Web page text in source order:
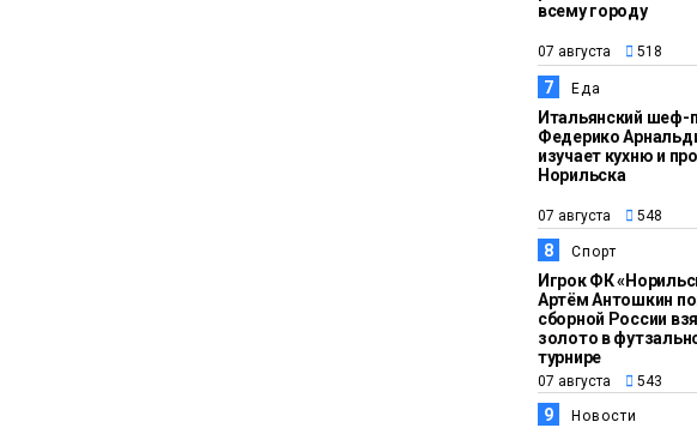
всему городу
07 августа 518
7 Еда
Итальянский шеф-
Федерико
изучает кухню и
Норильска
07 августа 548
8 Спорт
Игрок ФК
Артём Антошкин
сборной России
золото в
турнире
07 августа 543
9 Новости